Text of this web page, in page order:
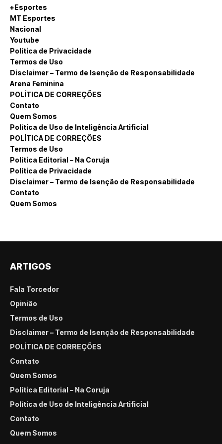
+Esportes
MT Esportes
Nacional
Youtube
Política de Privacidade
Termos de Uso
Disclaimer – Termo de Isenção de Responsabilidade
Arena Feminina
POLÍTICA DE CORREÇÕES
Contato
Quem Somos
Política de Uso de Inteligência Artificial
POLÍTICA DE CORREÇÕES
Termos de Uso
Política Editorial – Na Coruja
Política de Privacidade
Disclaimer – Termo de Isenção de Responsabilidade
Contato
Quem Somos
ARTIGOS
Fala Torcedor
Opinião
Termos de Uso
Disclaimer – Termo de Isenção de Responsabilidade
POLÍTICA DE CORREÇÕES
Contato
Quem Somos
Política Editorial – Na Coruja
Política de Uso de Inteligência Artificial
Contato
Quem Somos